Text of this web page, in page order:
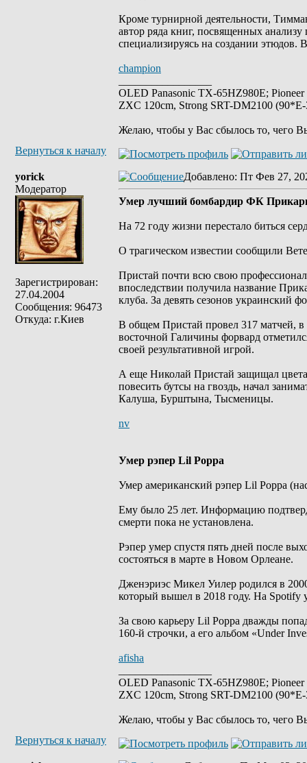
Кроме турнирной деятельности,
автор ряда книг, посвященных
специализируясь на создании
champion
OLED Panasonic TX-65HZ980E;
ZXC 120cm, Strong SRT-DM2100
Желаю, чтобы у Вас сбылось то, чего
Вернуться к началу
yorick
Модератор
Зарегистрирован:
27.04.2004
Сообщения: 96473
Откуда: г.Киев
Добавлено: Пт Фев 27,
Умер лучший бомбардир ФК
На 72 году жизни перестало биться
О трагическом известии сообщили
Пристай почти всю свою
впоследствии получила название
клуба. За девять сезонов украинский
В общем Пристай провел 317 матчей, в
восточной Галичины форвард
своей результативной игрой.
А еще Николай Пристай защищал
повесить бутсы на гвоздь, начал
Калуша, Бурштына, Тысменицы.
nv
Умер рэпер Lil Poppa
Умер американский рэпер Lil Poppa
Ему было 25 лет. Информацию
смерти пока не установлена.
Рэпер умер спустя пять дней после
состояться в марте в Новом Орлеане.
Дженэриэс Микел Уилер родился в
который вышел в 2018 году. На Spotify
За свою карьеру Lil Poppa дважды
160-й строчки, а его альбом «Under
afisha
OLED Panasonic TX-65HZ980E;
ZXC 120cm, Strong SRT-DM2100
Желаю, чтобы у Вас сбылось то, чего
Вернуться к началу